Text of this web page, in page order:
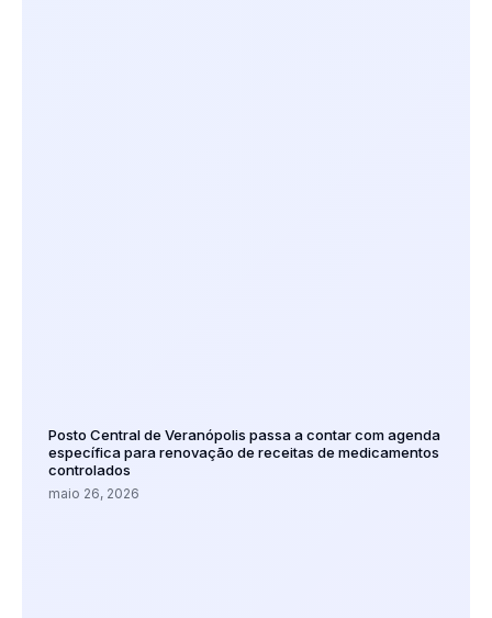
Posto Central de Veranópolis passa a contar com agenda
específica para renovação de receitas de medicamentos
controlados
maio 26, 2026